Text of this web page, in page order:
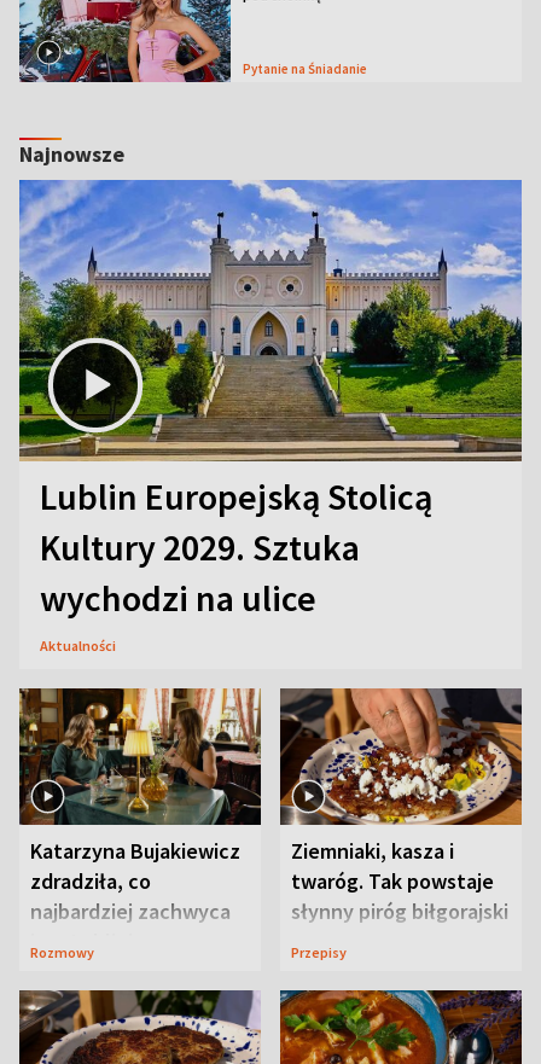
Pytanie na Śniadanie
Najnowsze
Lublin Europejską Stolicą
Kultury 2029. Sztuka
wychodzi na ulice
Aktualności
Katarzyna Bujakiewicz
zdradziła, co
najbardziej zachwyca
ją w Lublinie
Rozmowy
Ziemniaki, kasza i
twaróg. Tak powstaje
słynny piróg biłgorajski
Przepisy